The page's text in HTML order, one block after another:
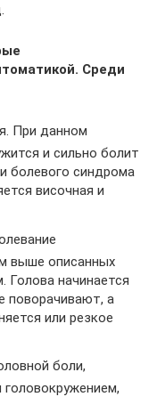
Среди
При данном
и сильно болит
болевого синдрома
височная и
выше описанных
Голова начинается
поворачивают, а
или резкое
боли,